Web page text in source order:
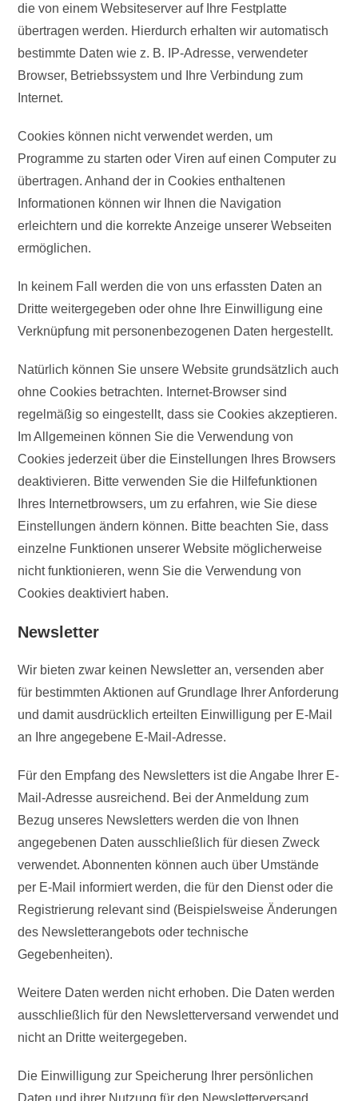
die von einem Websiteserver auf Ihre Festplatte
übertragen werden. Hierdurch erhalten wir automatisch
bestimmte Daten wie z. B. IP-Adresse, verwendeter
Browser, Betriebssystem und Ihre Verbindung zum
Internet.
Cookies können nicht verwendet werden, um
Programme zu starten oder Viren auf einen Computer zu
übertragen. Anhand der in Cookies enthaltenen
Informationen können wir Ihnen die Navigation
erleichtern und die korrekte Anzeige unserer Webseiten
ermöglichen.
In keinem Fall werden die von uns erfassten Daten an
Dritte weitergegeben oder ohne Ihre Einwilligung eine
Verknüpfung mit personenbezogenen Daten hergestellt.
Natürlich können Sie unsere Website grundsätzlich auch
ohne Cookies betrachten. Internet-Browser sind
regelmäßig so eingestellt, dass sie Cookies akzeptieren.
Im Allgemeinen können Sie die Verwendung von
Cookies jederzeit über die Einstellungen Ihres Browsers
deaktivieren. Bitte verwenden Sie die Hilfefunktionen
Ihres Internetbrowsers, um zu erfahren, wie Sie diese
Einstellungen ändern können. Bitte beachten Sie, dass
einzelne Funktionen unserer Website möglicherweise
nicht funktionieren, wenn Sie die Verwendung von
Cookies deaktiviert haben.
Newsletter
Wir bieten zwar keinen Newsletter an, versenden aber
für bestimmten Aktionen auf Grundlage Ihrer Anforderung
und damit ausdrücklich erteilten Einwilligung per E-Mail
an Ihre angegebene E-Mail-Adresse.
Für den Empfang des Newsletters ist die Angabe Ihrer E-
Mail-Adresse ausreichend. Bei der Anmeldung zum
Bezug unseres Newsletters werden die von Ihnen
angegebenen Daten ausschließlich für diesen Zweck
verwendet. Abonnenten können auch über Umstände
per E-Mail informiert werden, die für den Dienst oder die
Registrierung relevant sind (Beispielsweise Änderungen
des Newsletterangebots oder technische
Gegebenheiten).
Weitere Daten werden nicht erhoben. Die Daten werden
ausschließlich für den Newsletterversand verwendet und
nicht an Dritte weitergegeben.
Die Einwilligung zur Speicherung Ihrer persönlichen
Daten und ihrer Nutzung für den Newsletterversand